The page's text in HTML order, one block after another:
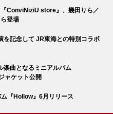
ConviNiziU store』、幾田りら／
登場
記念して JR東海との特別コラボ
曲となるミニアルバム
ャケット公開
『Hollow』6月リリース